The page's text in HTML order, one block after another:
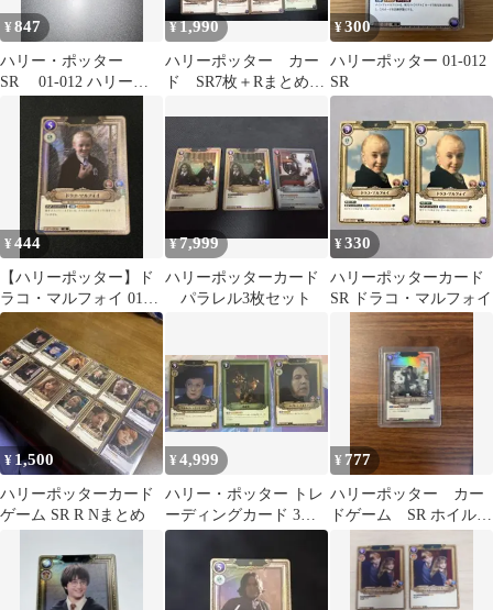
¥847
ハリー・ポッター
SR 01-012 ハリー・
ム foil
¥1,990
ハリーポッター カー
ド SR7枚＋Rまとめ売
¥300
ハリーポッター 01-012
SR
¥444
【ハリーポッター】ド
ラコ・マルフォイ 01-
006 SR
¥7,999
ハリーポッターカード
パラレル3枚セット
¥330
ハリーポッターカード
SR ドラコ・マルフォイ
¥ 1,500
ハリーポッターカード
ゲーム SR R Nまとめ
¥4,999
ハリー・ポッター トレ
ーディングカード 3枚
セット
¥ 777
ハリーポッター カー
ドゲーム SR ホイル